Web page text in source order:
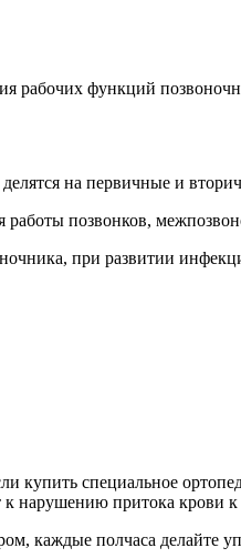
рабочих функций
на первичные и
позвонков,
при развитии
купить специальное
нарушению притока крови к
каждые полчаса делайте